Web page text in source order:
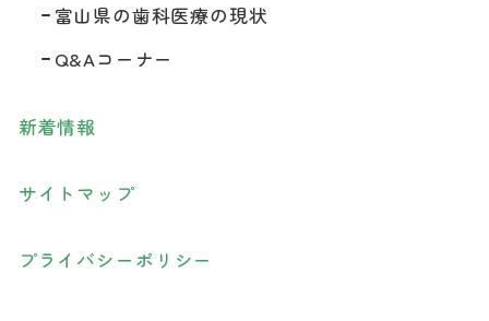
富山県の歯科医療の現状
Q&Aコーナー
新着情報
サイトマップ
プライバシーポリシー